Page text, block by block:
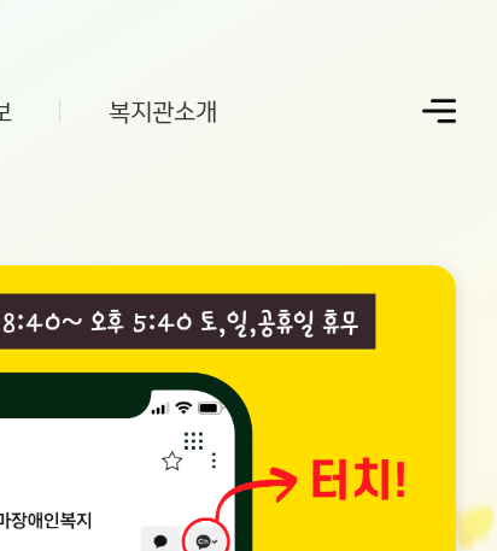
복지관소개